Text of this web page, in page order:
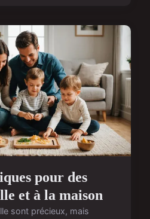
pour des
et à la maison
sont précieux, mais